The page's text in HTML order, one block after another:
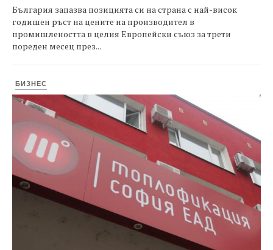
България запазва позицията си на страна с най-висок
годишен ръст на цените на производител в
промишлеността в целия Европейски съюз за трети
пореден месец през...
БИЗНЕС